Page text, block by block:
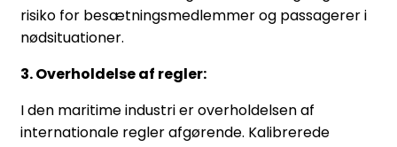
risiko for besætningsmedlemmer og passagerer i
nødsituationer.
3. Overholdelse af regler:
I den maritime industri er overholdelsen af
internationale regler afgørende. Kalibrerede